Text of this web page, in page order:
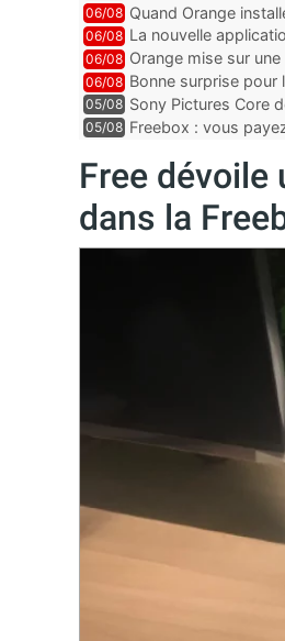
06/08 Quand Orange
06/08 La nouvelle
abonnés Freebox,
06/08 Orange mise sur
06/08 Bonne surprise pour
inclus
05/08 Sony Pictures Core
05/08 Freebox : vous
Free dévoile
dans la